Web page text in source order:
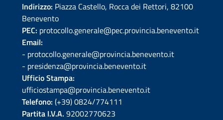
Indirizzo: Piazza Castello, Rocca dei Rettori, 82100
Benevento
PEC: protocollo.generale@pec.provincia.benevento.it
Email:
- protocollo.generale@provincia.benevento.it
- presidenza@provincia.benevento.it
Ufficio Stampa:
ufficiostampa@provincia.benevento.it
Telefono: (+39) 0824/774111
Partita I.V.A. 92002770623